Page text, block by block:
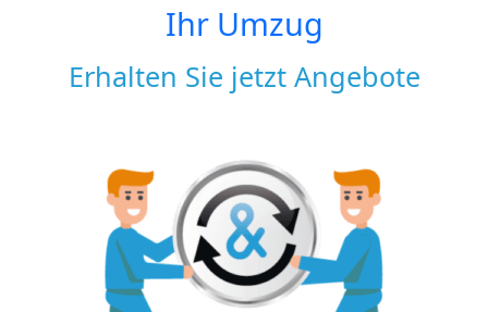
Ihr Umzug
Erhalten Sie jetzt Angebote